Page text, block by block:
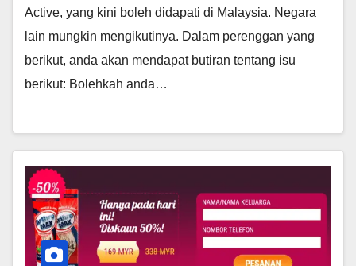
Active, yang kini boleh didapati di Malaysia. Negara
lain mungkin mengikutinya. Dalam perenggan yang
berikut, anda akan mendapat butiran tentang isu
berikut: Bolehkah anda…